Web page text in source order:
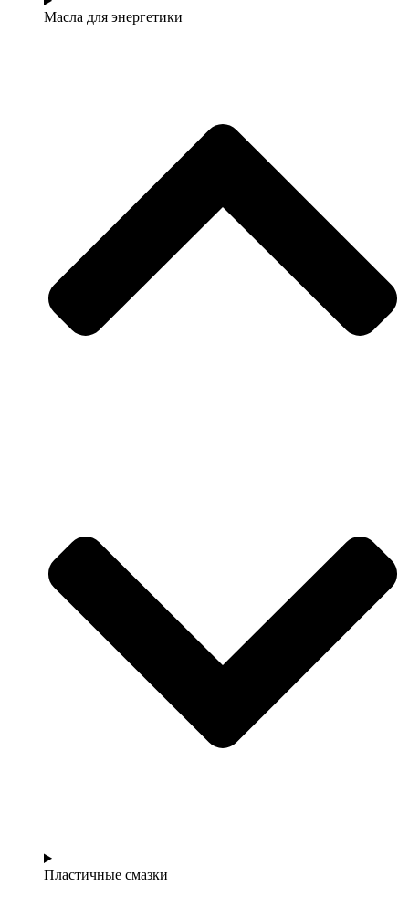
Масла для энергетики
Пластичные смазки